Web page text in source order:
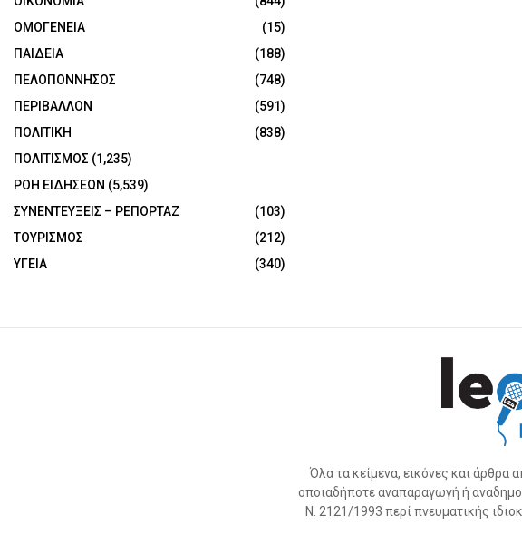
ΟΜΟΓΕΝΕΙΑ
(15)
ΠΑΙΔΕΙΑ
(188)
ΠΕΛΟΠΟΝΝΗΣΟΣ
(748)
ΠΕΡΙΒΑΛΛΟΝ
(591)
ΠΟΛΙΤΙΚΗ
(838)
ΠΟΛΙΤΙΣΜΟΣ (1,235)
ΡΟΗ ΕΙΔΗΣΕΩΝ (5,539)
ΣΥΝΕΝΤΕΥΞΕΙΣ – ΡΕΠΟΡΤΑΖ
(103)
ΤΟΥΡΙΣΜΟΣ
(212)
ΥΓΕΙΑ
(340)
Όλα τα κείμενα, εικόνες και άρθρα
οποιαδήποτε αναπαραγωγή ή
Ν. 2121/1993 περί πνευματικής